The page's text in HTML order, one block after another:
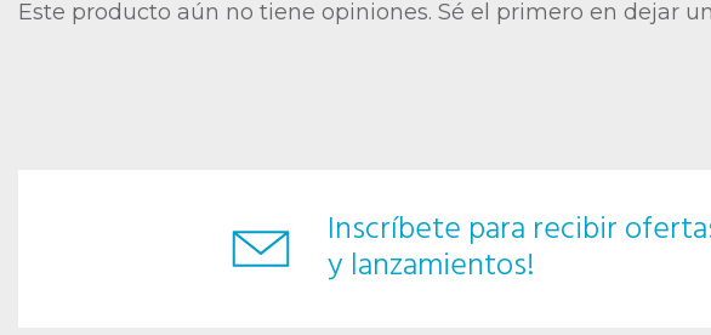
Este producto aún no tiene opiniones. Sé el primero en dejar
Inscríbete para recibir
y lanzamientos!